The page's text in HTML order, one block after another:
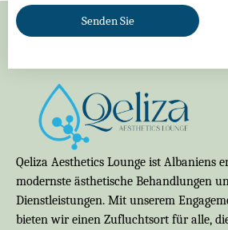
Senden Sie
Qeliza Aesthetics Lounge ist Albaniens
modernste ästhetische Behandlungen
Dienstleistungen. Mit unserem
bieten wir einen Zufluchtsort für alle,